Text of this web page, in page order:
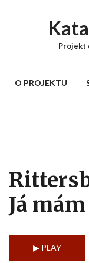
Projekt
O PROJEKTU
Já